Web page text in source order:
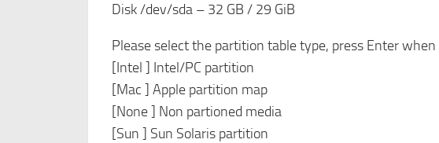
Disk /dev/sda – 32 GB / 29 GiB
Please select the partition table type, press Enter when
[Intel ] Intel/PC partition
[Mac ] Apple partition map
[None ] Non partioned media
[Sun ] Sun Solaris partition